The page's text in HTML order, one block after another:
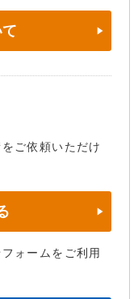
ご依頼いただけ
ォームをご利用